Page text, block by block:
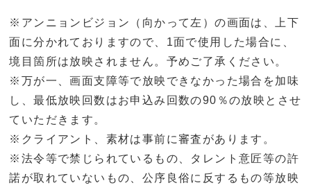
※アンニョンビジョン（向かって左）の画面は、上下
面に分かれておりますので、1面で使用した場合に、
境目箇所は放映されません。予めご了承ください。
※万が一、画面支障等で放映できなかった場合を加味
し、最低放映回数はお申込み回数の90％の放映とさせ
ていただきます。
※クライアント、素材は事前に審査があります。
※法令等で禁じられているもの、タレント意匠等の許
諾が取れていないもの、公序良俗に反するもの等放映